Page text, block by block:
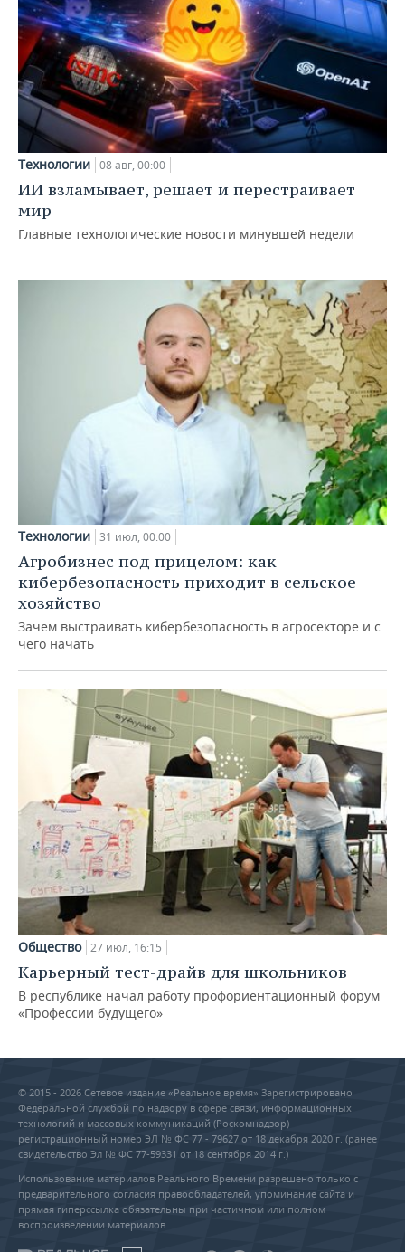
Технологии 08 авг, 00:00
ИИ взламывает, решает и перестраивает
мир
Главные технологические новости минувшей недели
Технологии 31 июл, 00:00
Агробизнес под прицелом: как
кибербезопасность приходит в сельское
хозяйство
Зачем выстраивать кибербезопасность в агросекторе и с
чего начать
Общество 27 июл, 16:15
Карьерный тест-драйв для школьников
В республике начал работу профориентационный форум
«Профессии будущего»
© 2015 - 2026 Сетевое издание «Реальное время» Зарегистрировано
Федеральной службой по надзору в сфере связи, информационных
технологий и массовых коммуникаций (Роскомнадзор) –
регистрационный номер ЭЛ № ФС 77 - 79627 от 18 декабря 2020 г. (ранее
свидетельство Эл № ФС 77-59331 от 18 сентября 2014 г.)
Использование материалов Реального Времени разрешено только с
предварительного согласия правообладателей, упоминание сайта и
прямая гиперссылка обязательны при частичном или полном
воспроизведении материалов.